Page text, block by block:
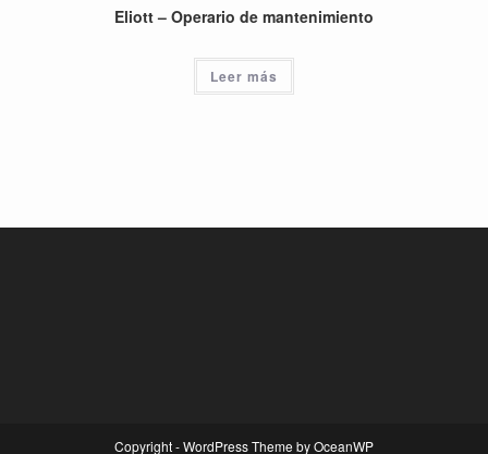
Eliott – Operario de mantenimiento
Leer más
Copyright - WordPress Theme by OceanWP